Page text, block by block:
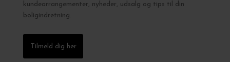
kundearrangementer, nyheder, udsalg og tips til din
boligindretning.
Tilmeld dig her